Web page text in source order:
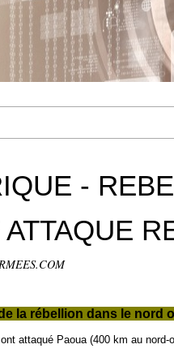
-
la rébellion dans le nord
attaqué Paoua (400 km au